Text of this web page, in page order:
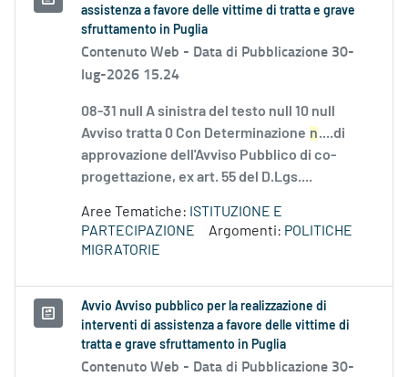
assistenza a favore delle vittime di tratta e grave
sfruttamento in Puglia
Contenuto Web - Data di Pubblicazione 30-
lug-2026 15.24
08-31 null A sinistra del testo null 10 null
Avviso tratta 0 Con Determinazione n....di
approvazione dell'Avviso Pubblico di co-
progettazione, ex art. 55 del D.Lgs....
Aree Tematiche: ISTITUZIONE E
PARTECIPAZIONE
Argomenti: POLITICHE
MIGRATORIE
Avvio Avviso pubblico per la realizzazione di
interventi di assistenza a favore delle vittime di
tratta e grave sfruttamento in Puglia
Contenuto Web - Data di Pubblicazione 30-